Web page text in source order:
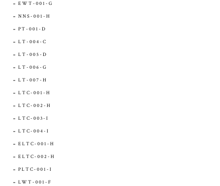
EWT-001-G
NNS-001-H
PT-001-D
LT-004-C
LT-005-D
LT-006-G
LT-007-H
LTC-001-H
LTC-002-H
LTC-003-I
LTC-004-I
ELTC-001-H
ELTC-002-H
PLTC-001-I
LWT-001-F